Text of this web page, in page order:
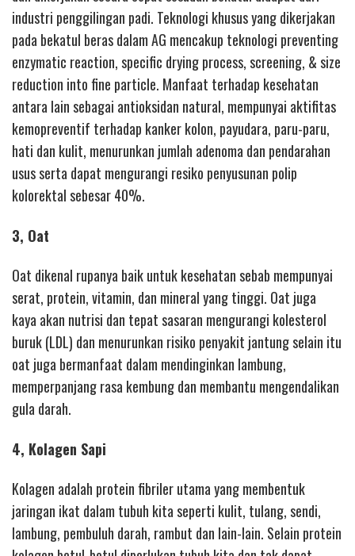
industri penggilingan padi. Teknologi khusus yang dikerjakan
pada bekatul beras dalam AG mencakup teknologi preventing
enzymatic reaction, specific drying process, screening, & size
reduction into fine particle. Manfaat terhadap kesehatan
antara lain sebagai antioksidan natural, mempunyai aktifitas
kemopreventif terhadap kanker kolon, payudara, paru-paru,
hati dan kulit, menurunkan jumlah adenoma dan pendarahan
usus serta dapat mengurangi resiko penyusunan polip
kolorektal sebesar 40%.
3, Oat
Oat dikenal rupanya baik untuk kesehatan sebab mempunyai
serat, protein, vitamin, dan mineral yang tinggi. Oat juga
kaya akan nutrisi dan tepat sasaran mengurangi kolesterol
buruk (LDL) dan menurunkan risiko penyakit jantung selain itu
oat juga bermanfaat dalam mendinginkan lambung,
memperpanjang rasa kembung dan membantu mengendalikan
gula darah.
4, Kolagen Sapi
Kolagen adalah protein fibriler utama yang membentuk
jaringan ikat dalam tubuh kita seperti kulit, tulang, sendi,
lambung, pembuluh darah, rambut dan lain-lain. Selain protein